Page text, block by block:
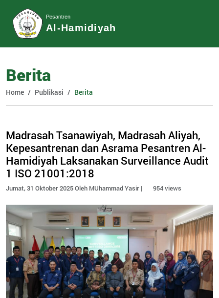
Pesantren
Al-Hamidiyah
Berita
Home Publikasi Berita
Madrasah Tsanawiyah, Madrasah Aliyah,
Kepesantrenan dan Asrama Pesantren Al-
Hamidiyah Laksanakan Surveillance Audit
1 ISO 21001:2018
Jumat, 31 Oktober 2025 Oleh MUhammad Yasir | 954 views